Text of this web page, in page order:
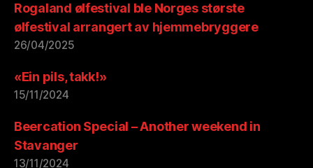
Rogaland ølfestival ble Norges største
ølfestival arrangert av hjemmebryggere
26/04/2025
«Ein pils, takk!»
15/11/2024
Beercation Special – Another weekend in
Stavanger
13/11/2024